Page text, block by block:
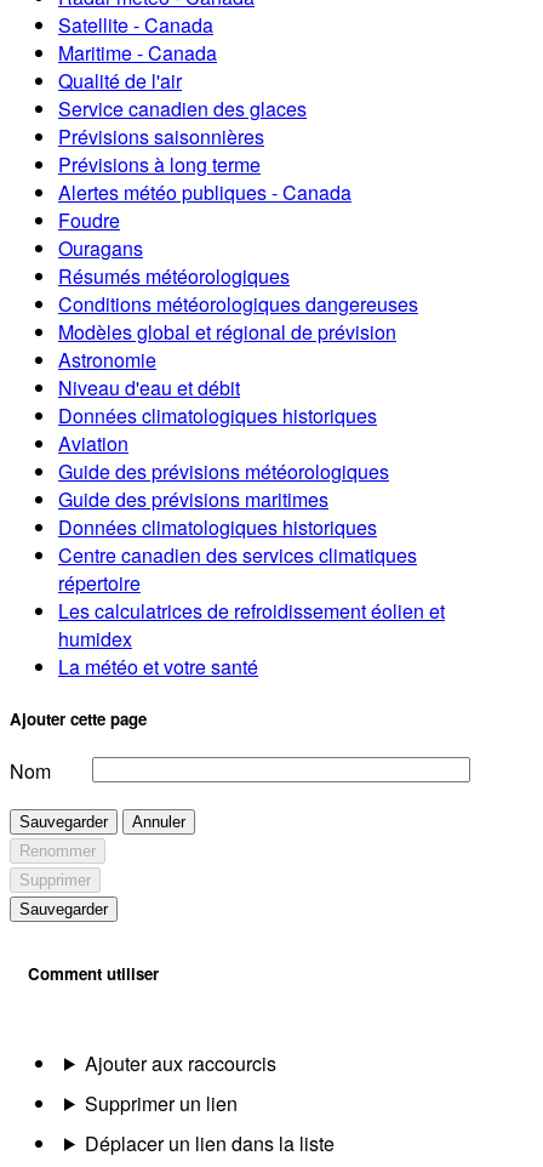
Satellite - Canada
Maritime - Canada
Qualité de l'air
Service canadien des glaces
Prévisions saisonnières
Prévisions à long terme
Alertes météo publiques - Canada
Foudre
Ouragans
Résumés météorologiques
Conditions météorologiques dangereuses
Modèles global et régional de prévision
Astronomie
Niveau d'eau et débit
Données climatologiques historiques
Aviation
Guide des prévisions météorologiques
Guide des prévisions maritimes
Données climatologiques historiques
Centre canadien des services climatiques
répertoire
Les calculatrices de refroidissement éolien et
humidex
La météo et votre santé
Ajouter cette page
Nom
Sauvegarder
Annuler
Renommer
Supprimer
Sauvegarder
Comment utiliser
Ajouter aux raccourcis
Supprimer un lien
Déplacer un lien dans la liste